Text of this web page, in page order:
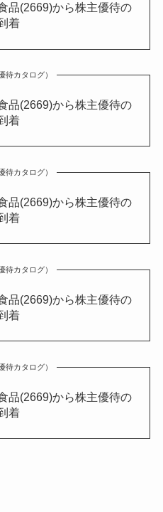
品(2669)から株主優待の
着
待カタログ）
品(2669)から株主優待の
着
待カタログ）
品(2669)から株主優待の
着
待カタログ）
品(2669)から株主優待の
着
待カタログ）
品(2669)から株主優待の
着